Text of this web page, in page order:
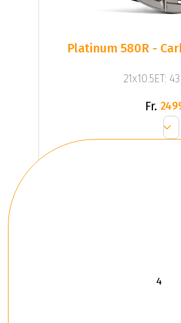
Platinum 580R -
21x10.5ET:
Fr.